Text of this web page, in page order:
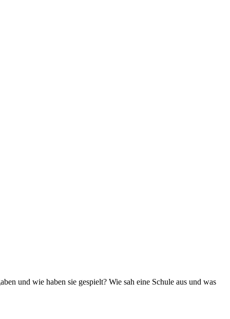
und wie haben sie gespielt? Wie sah eine Schule aus und was